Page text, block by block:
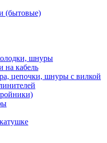
(бытовые)
шнуры
на кабель
цепочки, шнуры с вилкой